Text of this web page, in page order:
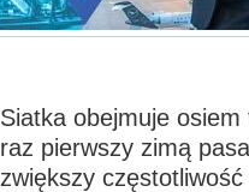
Siatka obejmuje
raz pierwszy zimą
zwiększy